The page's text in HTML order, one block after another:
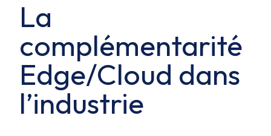
La
complémentarité
Edge/Cloud dans
l’industrie